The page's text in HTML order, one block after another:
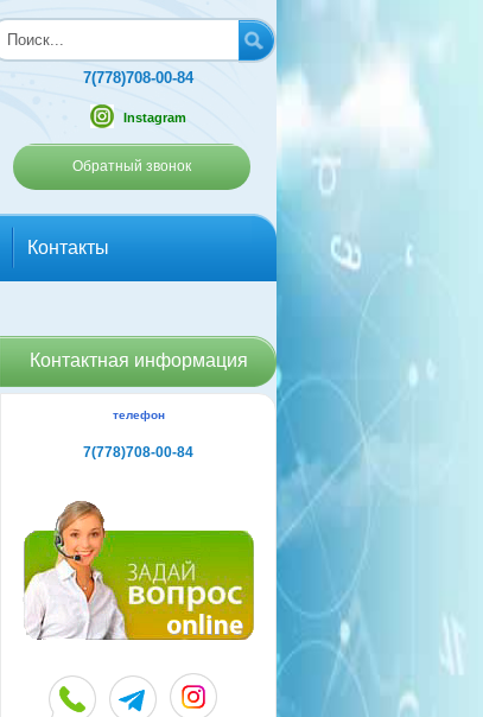
7(778)708-00-84
Instagram
Обратный звонок
Контакты
Контактная информация
телефон
7(778)708-00-84